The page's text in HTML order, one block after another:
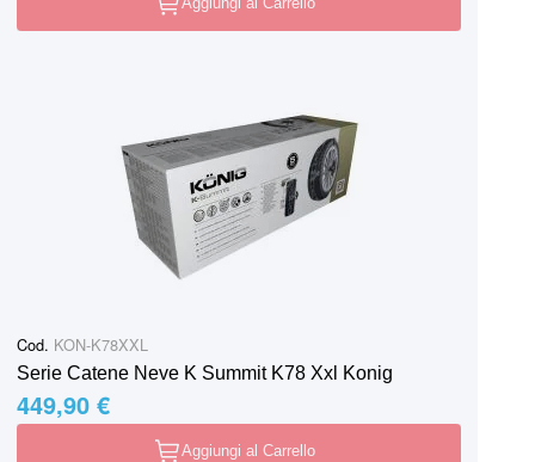
Cod. KON-K78XXL
Serie Catene Neve K Summit K78 Xxl Konig
449,90 €
Aggiungi al Carrello